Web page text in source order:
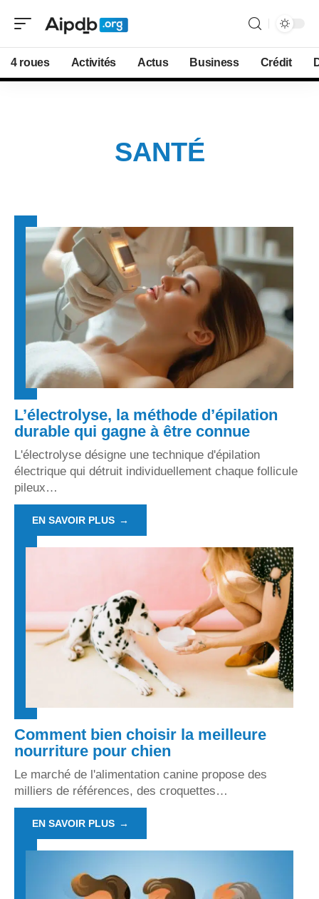
4 roues Activités Actus Business Crédit
SANTÉ
L’électrolyse, la méthode d’épilation
durable qui gagne à être connue
L'électrolyse désigne une technique d'épilation
électrique qui détruit individuellement chaque follicule
pileux…
EN SAVOIR PLUS
Comment bien choisir la meilleure
nourriture pour chien
Le marché de l'alimentation canine propose des
milliers de références, des croquettes…
EN SAVOIR PLUS